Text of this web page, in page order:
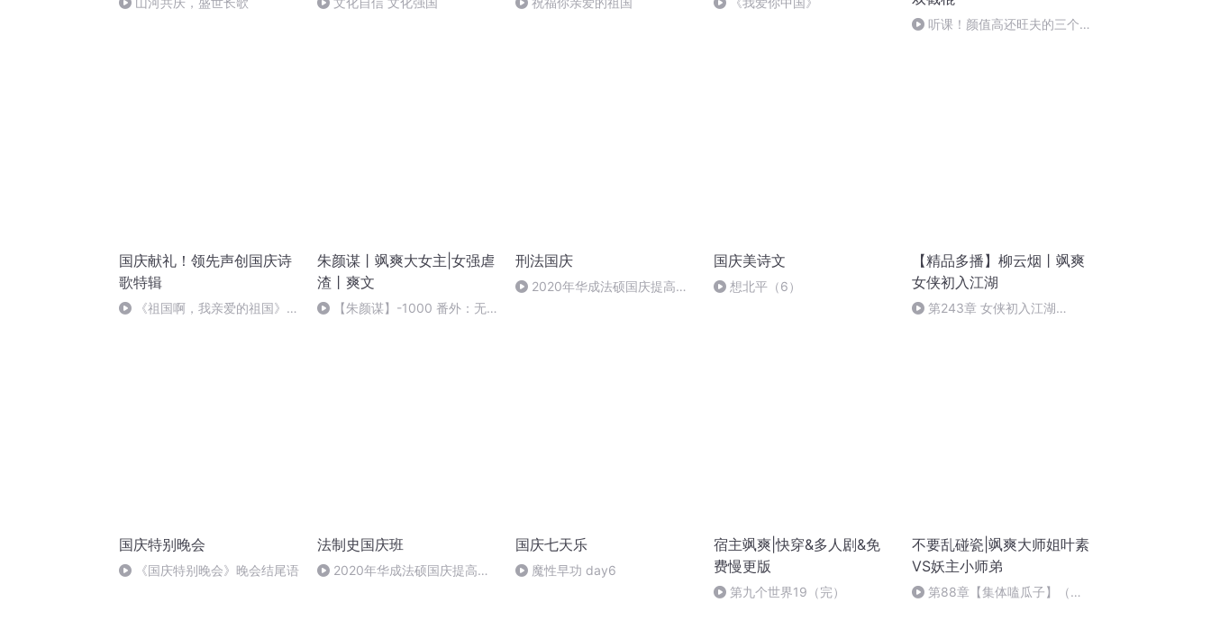
听课！颜值高还旺夫的三个星
国庆献礼！领先声创国庆诗
歌特辑
《祖国啊，我亲爱的祖国》温
朱颜谋丨飒爽大女主|女强虐
渣丨爽文
【朱颜谋】-1000 番外：无
刑法国庆
2020年华成法硕国庆提高班
国庆美诗文
想北平（6）
【精品多播】柳云烟丨飒爽
女侠初入江湖
第243章 女侠初入江湖
国庆特别晚会
《国庆特别晚会》晚会结尾语
法制史国庆班
2020年华成法硕国庆提高班
国庆七天乐
魔性早功 day6
宿主飒爽|快穿&多人剧&免
费慢更版
第九个世界19（完）
不要乱碰瓷|飒爽大师姐叶素
VS妖主小师弟
第88章【集体嗑瓜子】（发